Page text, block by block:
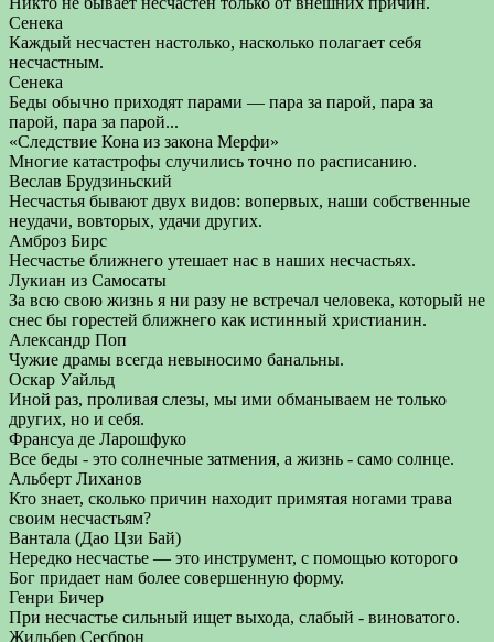
Сенека
Каждый несчастен настолько, насколько полагает себя
несчастным.
Сенека
Беды обычно приходят парами — пара за парой, пара за
парой, пара за парой...
«Следствие Кона из закона Мерфи»
Многие катастрофы случились точно по расписанию.
Веслав Брудзиньский
Несчастья бывают двух видов: вопервых, наши собственные
неудачи, вовторых, удачи других.
Амброз Бирс
Несчастье ближнего утешает нас в наших несчастьях.
Лукиан из Самосаты
За всю свою жизнь я ни разу не встречал человека, который не
снес бы горестей ближнего как истинный христианин.
Александр Поп
Чужие драмы всегда невыносимо банальны.
Оскар Уайльд
Иной раз, проливая слезы, мы ими обманываем не только
других, но и себя.
Франсуа де Ларошфуко
Все беды - это солнечные затмения, а жизнь - само солнце.
Альберт Лиханов
Кто знает, сколько причин находит примятая ногами трава
своим несчастьям?
Вантала (Дао Цзи Бай)
Нередко несчастье — это инструмент, с помощью которого
Бог придает нам более совершенную форму.
Генри Бичер
При несчастье сильный ищет выхода, слабый - виноватого.
Жильбер Сесброн